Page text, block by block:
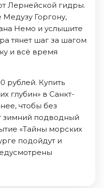
Лернейской гидры.
Медузу Горгону,
Немо и услышите
тянет шаг за шагом
и всё время
рублей. Купить
глубин» в Санкт-
чтобы без
зимний подводный
«Тайны морских
подойдут и